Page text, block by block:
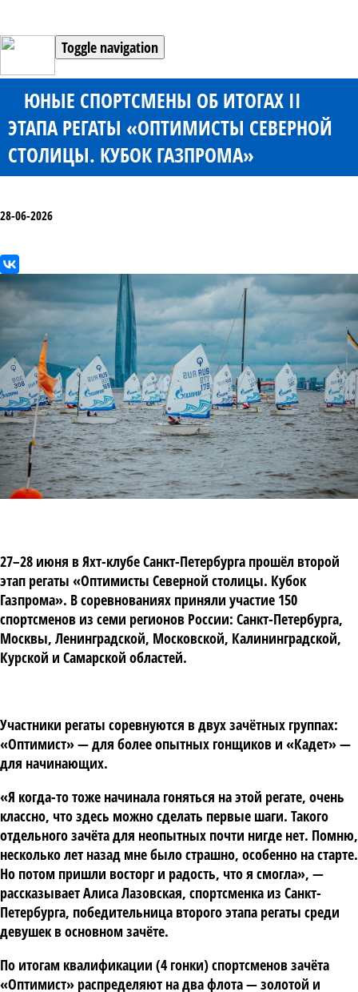
Toggle navigation
ЮНЫЕ СПОРТСМЕНЫ ОБ ИТОГАХ II
ЭТАПА РЕГАТЫ «ОПТИМИСТЫ СЕВЕРНОЙ
СТОЛИЦЫ. КУБОК ГАЗПРОМА»
28-06-2026
27–28 июня в Яхт-клубе Санкт-Петербурга прошёл второй
этап регаты «Оптимисты Северной столицы. Кубок
Газпрома». В соревнованиях приняли участие 150
спортсменов из семи регионов России: Санкт-Петербурга,
Москвы, Ленинградской, Московской, Калининградской,
Курской и Самарской областей.
Участники регаты соревнуются в двух зачётных группах:
«Оптимист» — для более опытных гонщиков и «Кадет» —
для начинающих.
«Я когда-то тоже начинала гоняться на этой регате, очень
классно, что здесь можно сделать первые шаги. Такого
отдельного зачёта для неопытных почти нигде нет. Помню,
несколько лет назад мне было страшно, особенно на старте.
Но потом пришли восторг и радость, что я смогла», —
рассказывает Алиса Лазовская, спортсменка из Санкт-
Петербурга, победительница второго этапа регаты среди
девушек в основном зачёте.
По итогам квалификации (4 гонки) спортсменов зачёта
«Оптимист» распределяют на два флота — золотой и